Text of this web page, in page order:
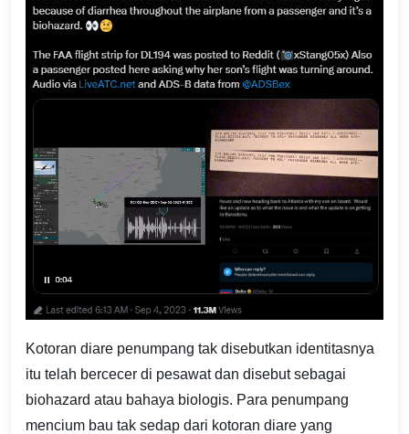
Kotoran diare penumpang tak disebutkan identitasnya
itu telah bercecer di pesawat dan disebut sebagai
biohazard atau bahaya biologis. Para penumpang
mencium bau tak sedap dari kotoran diare yang